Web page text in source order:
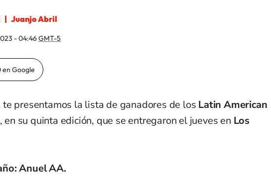
Juanjo Abril
- 04:46GMT-5
en Google
te presentamos la lista de ganadores de los Latin American
, en su quinta edición, que se entregaron el jueves en Los
Anuel AA.